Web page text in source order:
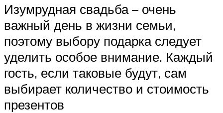
Изумрудная свадьба – очень
важный день в жизни семьи,
поэтому выбору подарка следует
уделить особое внимание. Каждый
гость, если таковые будут, сам
выбирает количество и стоимость
презентов